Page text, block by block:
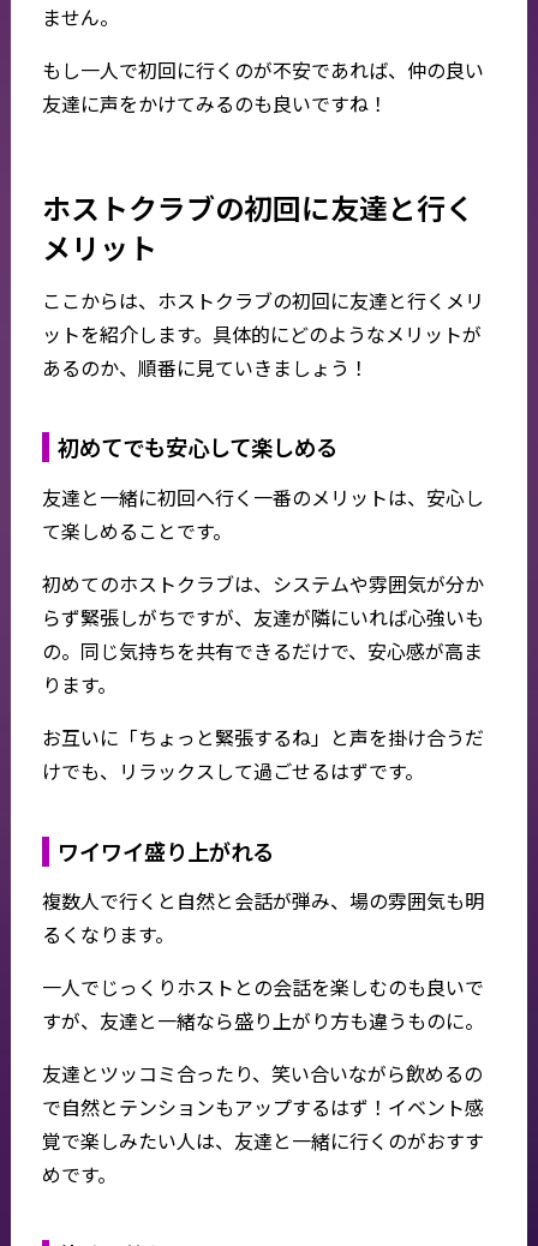
ません。
もし一人で初回に行くのが不安であれば、仲の良い
友達に声をかけてみるのも良いですね！
ホストクラブの初回に友達と行く
メリット
ここからは、ホストクラブの初回に友達と行くメリ
ットを紹介します。具体的にどのようなメリットが
あるのか、順番に見ていきましょう！
初めてでも安心して楽しめる
友達と一緒に初回へ行く一番のメリットは、安心し
て楽しめることです。
初めてのホストクラブは、システムや雰囲気が分か
らず緊張しがちですが、友達が隣にいれば心強いも
の。同じ気持ちを共有できるだけで、安心感が高ま
ります。
お互いに「ちょっと緊張するね」と声を掛け合うだ
けでも、リラックスして過ごせるはずです。
ワイワイ盛り上がれる
複数人で行くと自然と会話が弾み、場の雰囲気も明
るくなります。
一人でじっくりホストとの会話を楽しむのも良いで
すが、友達と一緒なら盛り上がり方も違うものに。
友達とツッコミ合ったり、笑い合いながら飲めるの
で自然とテンションもアップするはず！イベント感
覚で楽しみたい人は、友達と一緒に行くのがおすす
めです。